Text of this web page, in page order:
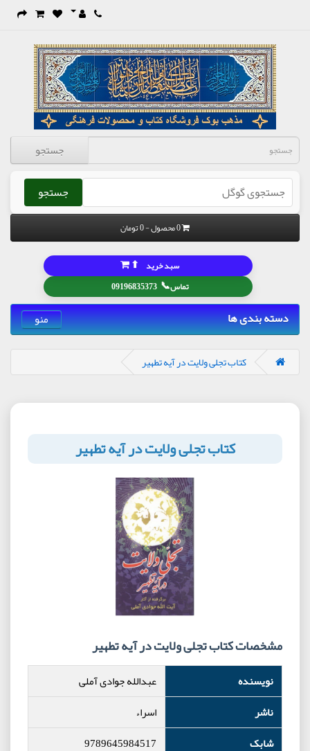
جستجو
جستجو
0 محصول - 0 تومان
تماس📞
09196835373
سبد خرید ⬆
دسته بندی ها منو
کتاب تجلی ولایت در آیه تطهیر
کتاب تجلی ولایت در آیه تطهیر
مشخصات کتاب تجلی ولایت در آیه تطهیر
نویسنده
عبدالله جوادی آملی
ناشر
اسراء
شابک
9789645984517